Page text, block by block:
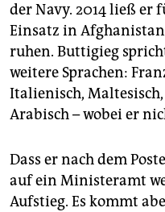
der Navy. 2014 ließ er
Einsatz in
ruhen. Buttigieg
weitere Sprachen:
Italienisch,
Arabisch – wobei er
Dass er nach dem
auf ein Ministeramt
Aufstieg. Es kommt